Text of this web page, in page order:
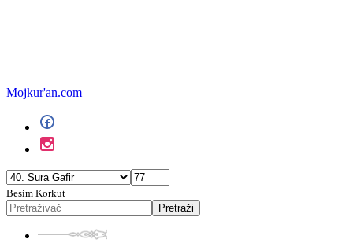
Mojkur'an.com
Besim Korkut
Pretraži